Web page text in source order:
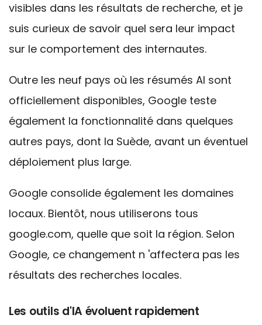
visibles dans les résultats de recherche, et je
suis curieux de savoir quel sera leur impact
sur le comportement des internautes.
Outre les neuf pays où les résumés AI sont
officiellement disponibles, Google teste
également la fonctionnalité dans quelques
autres pays, dont la Suède, avant un éventuel
déploiement plus large.
Google consolide également les domaines
locaux. Bientôt, nous utiliserons tous
google.com, quelle que soit la région. Selon
Google, ce changement n 'affectera pas les
résultats des recherches locales.
Les outils d'IA évoluent rapidement